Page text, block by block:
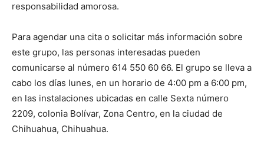
responsabilidad amorosa.
Para agendar una cita o solicitar más información sobre
este grupo, las personas interesadas pueden
comunicarse al número 614 550 60 66. El grupo se lleva a
cabo los días lunes, en un horario de 4:00 pm a 6:00 pm,
en las instalaciones ubicadas en calle Sexta número
2209, colonia Bolívar, Zona Centro, en la ciudad de
Chihuahua, Chihuahua.